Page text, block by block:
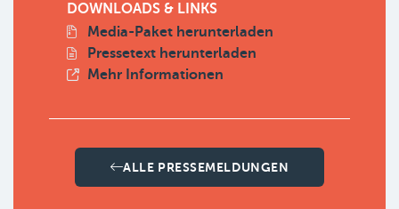
DOWNLOADS & LINKS
Media-Paket herunterladen
Pressetext herunterladen
Mehr Informationen
ALLE PRESSEMELDUNGEN